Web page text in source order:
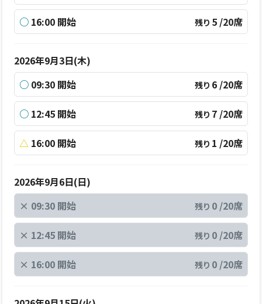
○ 16:00 開始 残り5 /20席
2026年9月3日(木)
○ 09:30 開始 残り6 /20席
○ 12:45 開始 残り7 /20席
△ 16:00 開始 残り1 /20席
2026年9月6日(日)
× 09:30 開始 残り0 /20席
× 12:45 開始 残り0 /20席
× 16:00 開始 残り0 /20席